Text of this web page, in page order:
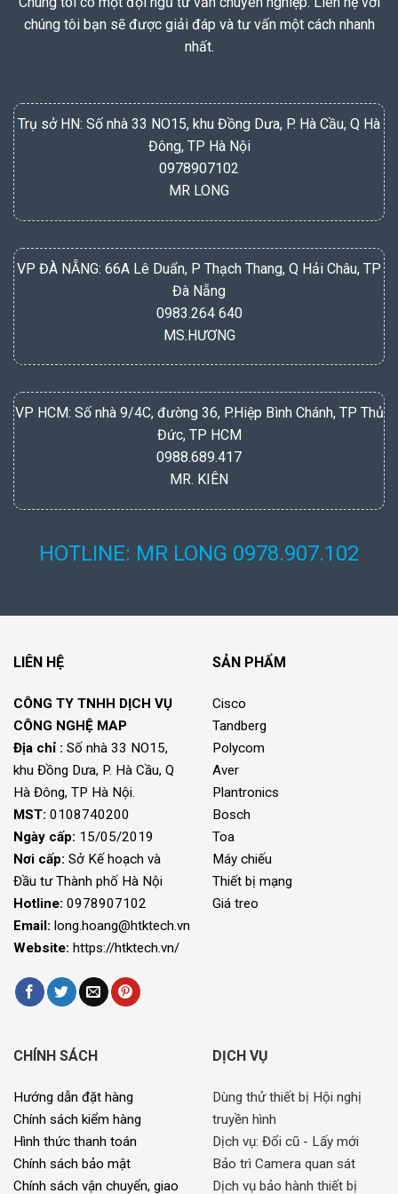
chúng tôi bạn sẽ được giải đáp và tư vấn một cách nhanh
nhất.
Trụ sở HN: Số nhà 33 NO15, khu Đồng Dưa, P. Hà Cầu, Q Hà
Đông, TP Hà Nội
0978907102
MR LONG
VP ĐÀ NẴNG: 66A Lê Duẩn, P Thạch Thang, Q Hải Châu, TP
Đà Nẵng
0983.264 640
MS.HƯƠNG
VP HCM: Số nhà 9/4C, đường 36, P.Hiệp Bình Chánh, TP Thủ
Đức, TP HCM
0988.689.417
MR. KIÊN
HOTLINE: MR LONG 0978.907.102
LIÊN HỆ
CÔNG TY TNHH DỊCH VỤ
CÔNG NGHỆ MAP
Địa chỉ : Số nhà 33 NO15,
khu Đồng Dưa, P. Hà Cầu, Q
Hà Đông, TP Hà Nội.
MST: 0108740200
Ngày cấp: 15/05/2019
Nơi cấp: Sở Kế hoạch và
Đầu tư Thành phố Hà Nội
Hotline: 0978907102
Email: long.hoang@htktech.vn
Website: https://htktech.vn/
SẢN PHẨM
Cisco
Tandberg
Polycom
Aver
Plantronics
Bosch
Toa
Máy chiếu
Thiết bị mạng
Giá treo
CHÍNH SÁCH
Hướng dẫn đặt hàng
Chính sách kiểm hàng
Hình thức thanh toán
Chính sách bảo mật
Chính sách vận chuyển, giao
DỊCH VỤ
Dùng thử thiết bị Hội nghị
truyền hình
Dịch vụ: Đổi cũ - Lấy mới
Bảo trì Camera quan sát
Dịch vụ bảo hành thiết bị